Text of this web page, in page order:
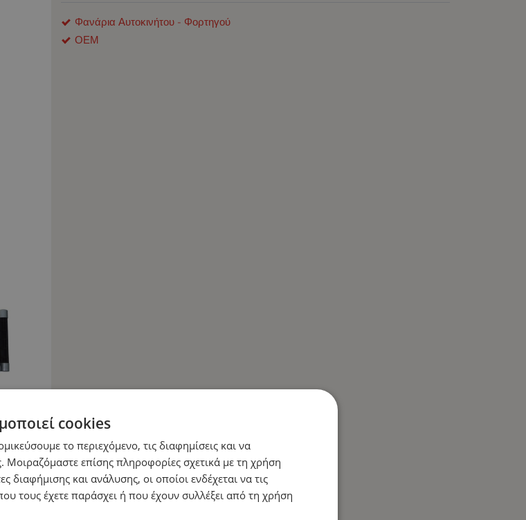
Φανάρια Αυτοκινήτου - Φορτηγού
ΟΕΜ
cookies
το περιεχόμενο, τις διαφημίσεις και να
Μοιραζόμαστε επίσης πληροφορίες σχετικά με τη χρήση
διαφήμισης και ανάλυσης, οι οποίοι ενδέχεται να τις
τους έχετε παράσχει ή που έχουν συλλέξει από τη χρήση